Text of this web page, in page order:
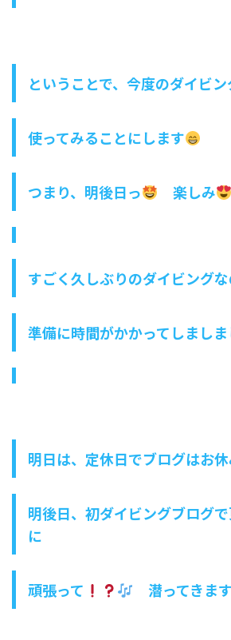
ということで、今度のダイビ
使ってみることにします
つまり、明後日っ 楽しみ
すごく久しぶりのダイビング
準備に時間がかかってしまし
明日は、定休日でブログはお休
明後日、初ダイビングブログ
に
頑張って 潜ってきます